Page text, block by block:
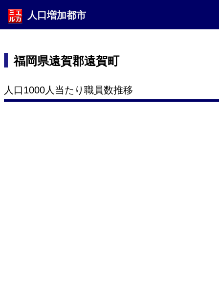
人口増加都市
福岡県遠賀郡遠賀町
人口1000人当たり職員数推移